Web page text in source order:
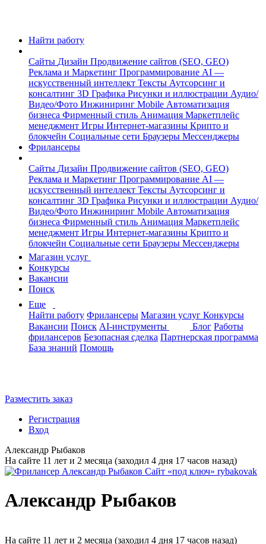
Найти работу
Сайты Дизайн Продвижение сайтов (SEO, GEO)
Реклама и Маркетинг Программирование AI —
искусственный интеллект Тексты Аутсорсинг и
консалтинг 3D Графика Рисунки и иллюстрации Аудио/
Видео/Фото Инжиниринг Mobile Автоматизация
бизнеса Фирменный стиль Анимация Маркетплейс
менеджмент Игры Интернет-магазины Крипто и
блокчейн Социальные сети Браузеры Мессенджеры
Фрилансеры
Сайты Дизайн Продвижение сайтов (SEO, GEO)
Реклама и Маркетинг Программирование AI —
искусственный интеллект Тексты Аутсорсинг и
консалтинг 3D Графика Рисунки и иллюстрации Аудио/
Видео/Фото Инжиниринг Mobile Автоматизация
бизнеса Фирменный стиль Анимация Маркетплейс
менеджмент Игры Интернет-магазины Крипто и
блокчейн Социальные сети Браузеры Мессенджеры
Магазин услуг
Конкурсы
Вакансии
Поиск
Еще
Найти работу Фрилансеры Магазин услуг Конкурсы
Вакансии Поиск AI-инструменты Блог Работы
фрилансеров Безопасная сделка Партнерская программа
База знаний Помощь
Разместить заказ
Регистрация
Вход
Александр Рыбаков
На сайте 11 лет и 2 месяца (заходил 4 дня 17 часов назад)
Александр Рыбаков
На сайте 11 лет и 2 месяца (заходил 4 дня 17 часов назад)